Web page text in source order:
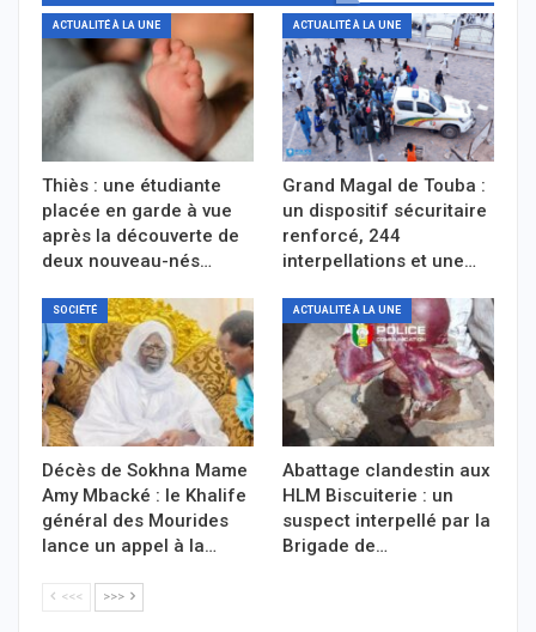
ACTUALITÉ À LA UNE
Thiès : une étudiante
placée en garde à vue
après la découverte de
deux nouveau-nés…
ACTUALITÉ À LA UNE
Grand Magal de Touba :
un dispositif sécuritaire
renforcé, 244
interpellations et une…
SOCIÉTÉ
Décès de Sokhna Mame
Amy Mbacké : le Khalife
général des Mourides
lance un appel à la…
ACTUALITÉ À LA UNE
Abattage clandestin aux
HLM Biscuiterie : un
suspect interpellé par la
Brigade de…
<<< >>>